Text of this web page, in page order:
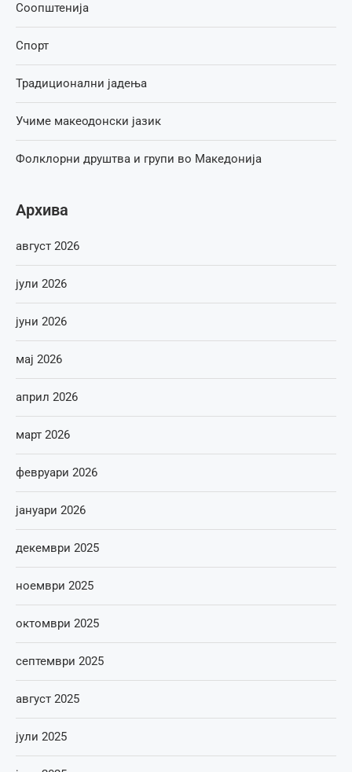
Соопштенија
Спорт
Традиционални јадења
Учиме макеодонски јазик
Фолклорни друштва и групи во Македонија
Архива
август 2026
јули 2026
јуни 2026
мај 2026
април 2026
март 2026
февруари 2026
јануари 2026
декември 2025
ноември 2025
октомври 2025
септември 2025
август 2025
јули 2025